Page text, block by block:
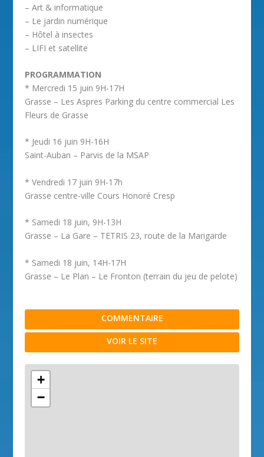
– Art & informatique
– Le jardin numérique
– Hôtel à insectes
– LIFI et satellite
PROGRAMMATION
* Mercredi 15 juin 9H-17H
Grasse – Les Aspres Parking du centre commercial Les
Fleurs de Grasse
* Jeudi 16 juin 9H-16H
Saint-Auban – Parvis de la MSAP
* Vendredi 17 juin 9H-17h
Grasse centre-ville Cours Honoré Cresp
* Samedi 18 juin, 9H-13H
Grasse – La Gare – TETRIS 23, route de la Marigarde
* Samedi 18 juin, 14H-17H
Grasse – Le Plan – Le Fronton (terrain du jeu de pelote)
COMMENTAIRE
VOIR LE SITE
+
−